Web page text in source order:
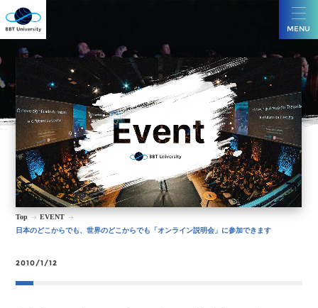
MENU
Top
EVENT
日本のどこからでも、世界のどこからでも「オンライン説明会」に参加できます
2010/1/12